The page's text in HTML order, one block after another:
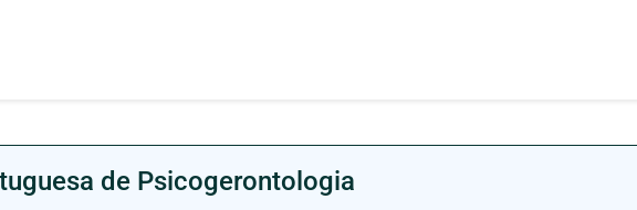
de Psicogerontologia